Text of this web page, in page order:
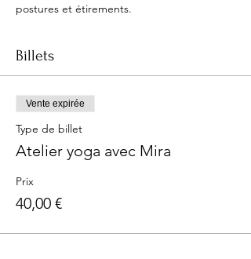
postures et étirements.
Billets
Vente expirée
Type de billet
Atelier yoga avec Mira
Prix
40,00 €